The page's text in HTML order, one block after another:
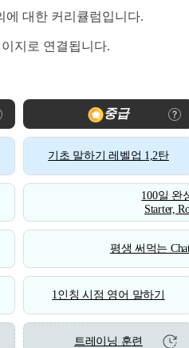
에 대한 커리큘럼입니다.
지로 연결됩니다.
중급
기초 말하기 레벨업 1,2탄
100일 완
Starter,
평생 써먹는
1인칭 시점 영어 말하기
트레이닝 훈련